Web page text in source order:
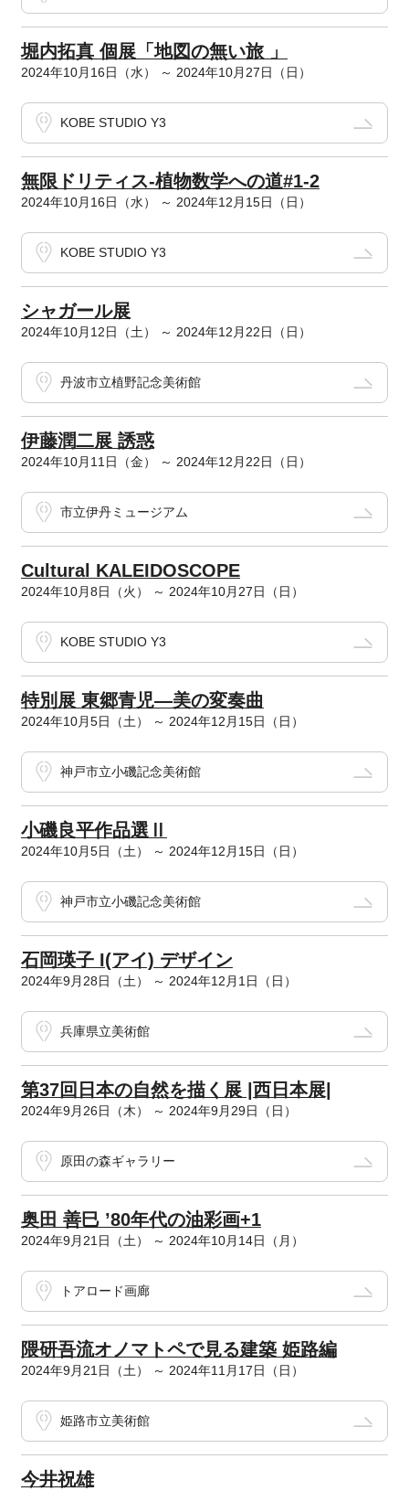
堀内拓真 個展「地図の無い旅 」
2024年10月16日（水） ～ 2024年10月27日（日）
KOBE STUDIO Y3
無限ドリティス-植物数学への道#1-2
2024年10月16日（水） ～ 2024年12月15日（日）
KOBE STUDIO Y3
シャガール展
2024年10月12日（土） ～ 2024年12月22日（日）
丹波市立植野記念美術館
伊藤潤二展 誘惑
2024年10月11日（金） ～ 2024年12月22日（日）
市立伊丹ミュージアム
Cultural KALEIDOSCOPE
2024年10月8日（火） ～ 2024年10月27日（日）
KOBE STUDIO Y3
特別展 東郷青児―美の変奏曲
2024年10月5日（土） ～ 2024年12月15日（日）
神戸市立小磯記念美術館
小磯良平作品選Ⅱ
2024年10月5日（土） ～ 2024年12月15日（日）
神戸市立小磯記念美術館
石岡瑛子 I(アイ) デザイン
2024年9月28日（土） ～ 2024年12月1日（日）
兵庫県立美術館
第37回日本の自然を描く展 |西日本展|
2024年9月26日（木） ～ 2024年9月29日（日）
原田の森ギャラリー
奥田 善巳 ’80年代の油彩画+1
2024年9月21日（土） ～ 2024年10月14日（月）
トアロード画廊
隈研吾流オノマトペで見る建築 姫路編
2024年9月21日（土） ～ 2024年11月17日（日）
姫路市立美術館
今井祝雄